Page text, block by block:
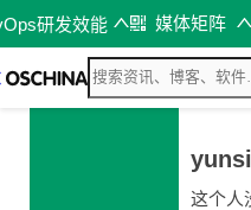
研发效能 媒体矩阵
这个人